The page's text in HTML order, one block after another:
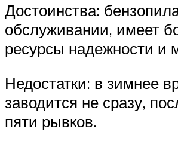
Достоинства:
обслуживании, имеет
ресурсы надежности и
Недостатки: в зимнее
заводится не сразу,
пяти рывков.